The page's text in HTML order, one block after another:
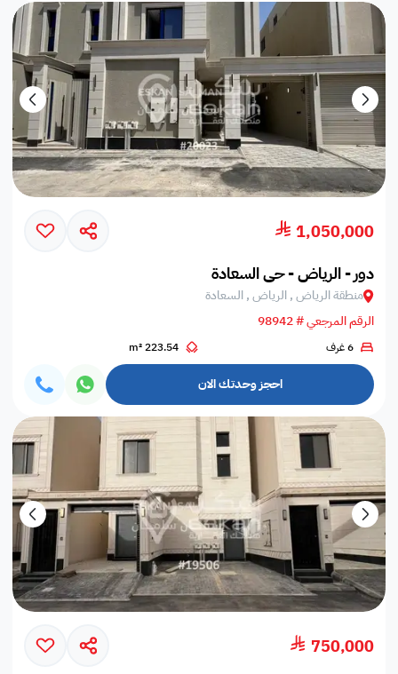
1,050,000
دور - الرياض - حي السعادة
منطقة الرياض , الرياض , السعادة
الرقم المرجعي # 98942
6 غرف 223.54 m²
احجز وحدتك الان
750,000